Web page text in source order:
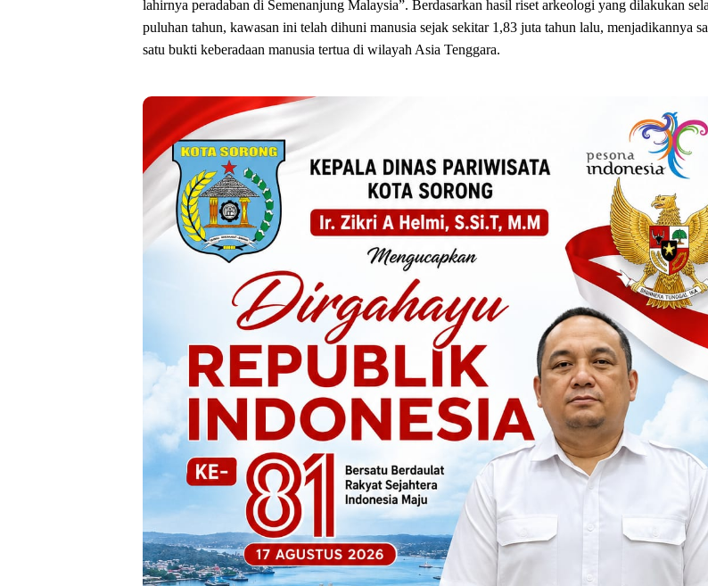
lahirnya peradaban di Semenanjung Malaysia”. Berdasarkan hasil riset arkeologi yang dilakukan
puluhan tahun, kawasan ini telah dihuni manusia sejak sekitar 1,83 juta tahun lalu, menjadikannya
satu bukti keberadaan manusia tertua di wilayah Asia Tenggara.